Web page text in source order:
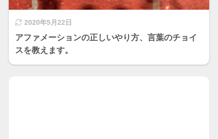
2020年5月22日
アファメーションの正しいやり方、言葉のチョイ
スを教えます。